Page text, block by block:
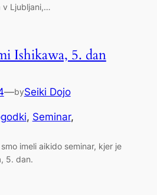
v Ljubljani,…
Ishikawa, 5. dan
—bySeiki Dojo
, Seminar
imeli aikido seminar, kjer je
5. dan.